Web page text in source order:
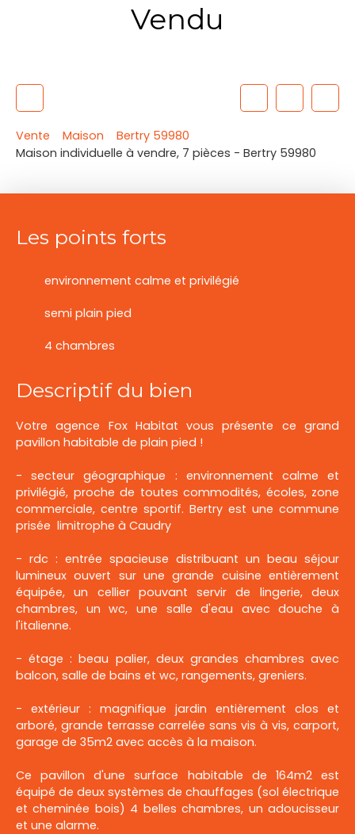
Vendu
Vente Maison
Bertry 59980
Maison individuelle à vendre, 7 pièces - Bertry 59980
Les points forts
environnement calme et privilégié
semi plain pied
4 chambres
Descriptif du bien
Votre agence Fox Habitat vous présente ce grand
pavillon habitable de plain pied !
- secteur géographique : environnement calme et
privilégié, proche de toutes commodités, écoles, zone
commerciale, centre sportif. Bertry est une commune
prisée limitrophe à Caudry
- rdc : entrée spacieuse distribuant un beau séjour
lumineux ouvert sur une grande cuisine entièrement
équipée, un cellier pouvant servir de lingerie, deux
chambres, un wc, une salle d'eau avec douche à
l'italienne.
- étage : beau palier, deux grandes chambres avec
balcon, salle de bains et wc, rangements, greniers.
- extérieur : magnifique jardin entièrement clos et
arboré, grande terrasse carrelée sans vis à vis, carport,
garage de 35m2 avec accès à la maison.
Ce pavillon d'une surface habitable de 164m2 est
équipé de deux systèmes de chauffages (sol électrique
et cheminée bois) 4 belles chambres, un adoucisseur
et une alarme.